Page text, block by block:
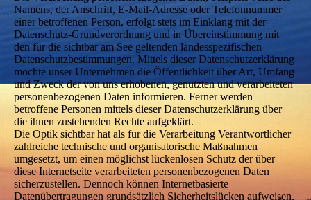
Namens, der Anschrift, E-Mail-Adresse oder Telefonnummer
einer betroffenen Person, erfolgt stets im Einklang mit der
Datenschutz-Grundverordnung und in Übereinstimmung mit
den für die sichtbar am See geltenden landesspezifischen
Datenschutzbestimmungen. Mittels dieser Datenschutzerklärung
möchte unser Unternehmen die Öffentlichkeit über Art, Umfang
und Zweck der von uns erhobenen, genutzten und verarbeiteten
personenbezogenen Daten informieren. Ferner werden
betroffene Personen mittels dieser Datenschutzerklärung über
die ihnen zustehenden Rechte aufgeklärt.
Die Optik sichtbar hat als für die Verarbeitung Verantwortlicher
zahlreiche technische und organisatorische Maßnahmen
umgesetzt, um einen möglichst lückenlosen Schutz der über
diese Internetseite verarbeiteten personenbezogenen Daten
sicherzustellen. Dennoch können Internetbasierte
Datenübertragungen grundsätzlich Sicherheitslücken aufweisen,